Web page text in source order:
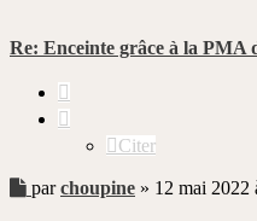
Re: Enceinte grâce à la PMA
Citer
Message
parchoupine » 12 mai 2022